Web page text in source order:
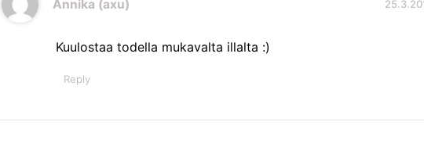
Annika (axu)
Kuulostaa todella mukavalta illalta :)
Reply